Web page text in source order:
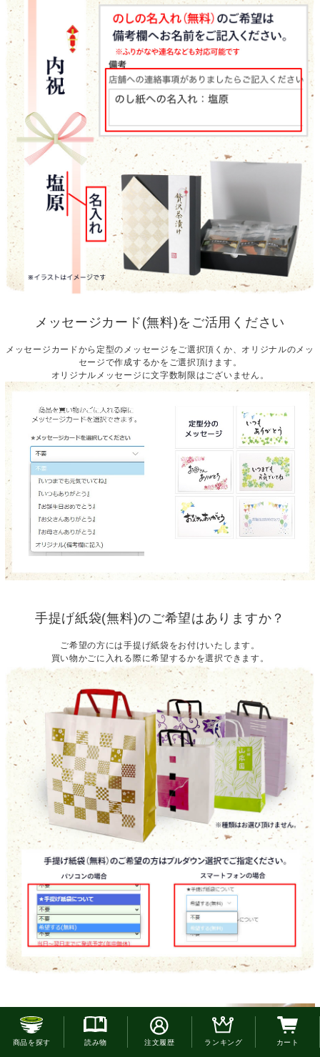
メッセージカード(無料)をご活用ください
メッセージカードから定型のメッセージをご選択頂くか、オリジナルのメッ
セージで作成するかをご選択頂けます。
オリジナルメッセージに文字数制限はございません。
手提げ紙袋(無料)のご希望はありますか？
ご希望の方には手提げ紙袋をお付けいたします。
買い物かごに入れる際に希望するかを選択できます。
お客様の声
お電話でのご注文はこちら
商品を探す 読み物 注文履歴 ランキング カート